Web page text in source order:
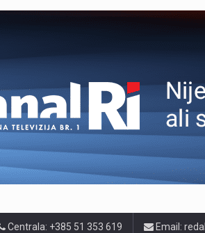
Centrala: +385 51 353 619 Email: